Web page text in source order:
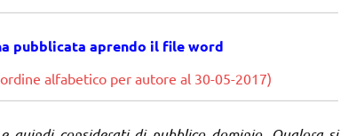
pubblicata aprendo il file word
alfabetico per autore al 30-05-2017)